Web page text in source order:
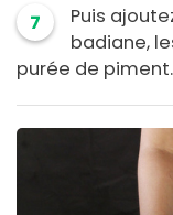
7
Puis
badiane,
purée de